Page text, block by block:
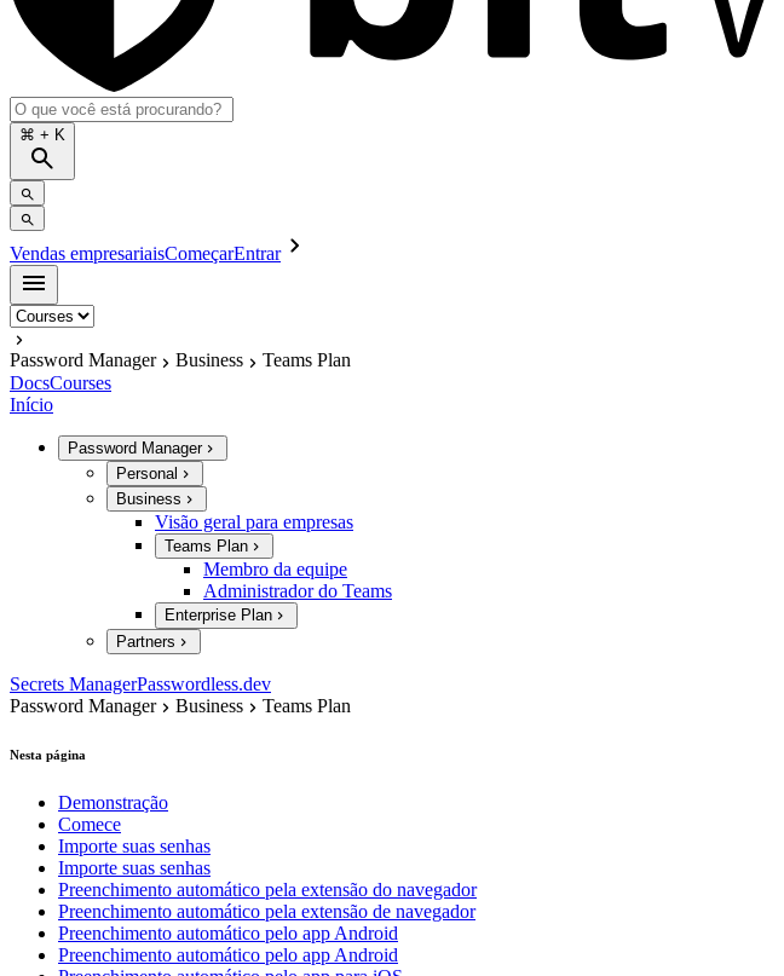
⌘ + K
Vendas empresariaisComeçarEntrar
Password Manager Business
Teams Plan
DocsCourses
Início
Password Manager
Personal
Business
Visão geral para empresas
Teams Plan
Membro da equipe
Administrador do Teams
Enterprise Plan
Partners
Secrets ManagerPasswordless.dev
Password Manager
Business Teams Plan
Nesta página
Demonstração
Comece
Importe suas senhas
Importe suas senhas
Preenchimento automático pela extensão do navegador
Preenchimento automático pela extensão de navegador
Preenchimento automático pelo app Android
Preenchimento automático pelo app Android